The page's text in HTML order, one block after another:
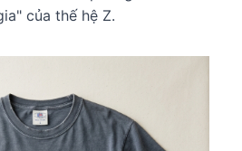
của thế hệ Z.